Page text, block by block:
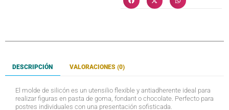
DESCRIPCIÓN VALORACIONES (0)
El molde de silicón es un utensilio flexible y antiadherente ideal para
realizar figuras en pasta de goma, fondant o chocolate. Perfecto para
postres individuales con una presentación sofisticada.